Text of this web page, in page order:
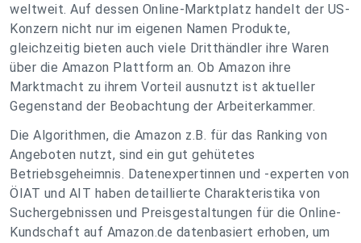
weltweit. Auf dessen Online-Marktplatz handelt der US-
Konzern nicht nur im eigenen Namen Produkte,
gleichzeitig bieten auch viele Dritthändler ihre Waren
über die Amazon Plattform an. Ob Amazon ihre
Marktmacht zu ihrem Vorteil ausnutzt ist aktueller
Gegenstand der Beobachtung der Arbeiterkammer.
Die Algorithmen, die Amazon z.B. für das Ranking von
Angeboten nutzt, sind ein gut gehütetes
Betriebsgeheimnis. Datenexpertinnen und -experten von
ÖIAT und AIT haben detaillierte Charakteristika von
Suchergebnissen und Preisgestaltungen für die Online-
Kundschaft auf Amazon.de datenbasiert erhoben, um